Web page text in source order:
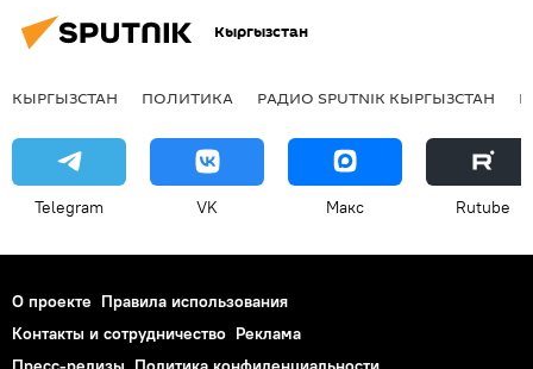
Кыргызстан
КЫРГЫЗСТАН ПОЛИТИКА РАДИО SPUTNIK КЫРГЫЗСТАН
Telegram VK Макс Rutube
О проекте Правила использования
Контакты и сотрудничество Реклама